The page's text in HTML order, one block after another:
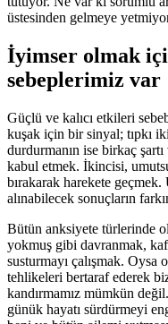
üstesinden gelmeye
İyimser olmak
sebeplerimiz var
Güçlü ve kalıcı etkileri
kuşak için bir sinyal; tıpkı
durdurmanın ise birkaç
kabul etmek. İkincisi,
bırakarak harekete
alınabilecek sonuçların
Bütün anksiyete türlerinde
yokmuş gibi davranmak,
susturmayı çalışmak. Oysa
tehlikeleri bertaraf ederek
kandırmamız mümkün
günük hayatı sürdürmeyi